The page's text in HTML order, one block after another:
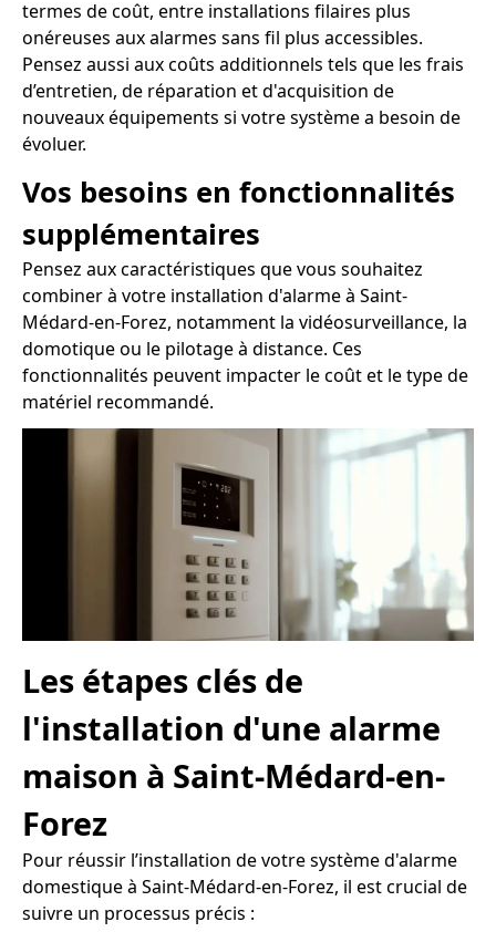
termes de coût, entre installations filaires plus
onéreuses aux alarmes sans fil plus accessibles.
Pensez aussi aux coûts additionnels tels que les frais
d’entretien, de réparation et d'acquisition de
nouveaux équipements si votre système a besoin de
évoluer.
Vos besoins en fonctionnalités
supplémentaires
Pensez aux caractéristiques que vous souhaitez
combiner à votre installation d'alarme à Saint-
Médard-en-Forez, notamment la vidéosurveillance, la
domotique ou le pilotage à distance. Ces
fonctionnalités peuvent impacter le coût et le type de
matériel recommandé.
Les étapes clés de
l'installation d'une alarme
maison à Saint-Médard-en-
Forez
Pour réussir l’installation de votre système d'alarme
domestique à Saint-Médard-en-Forez, il est crucial de
suivre un processus précis :